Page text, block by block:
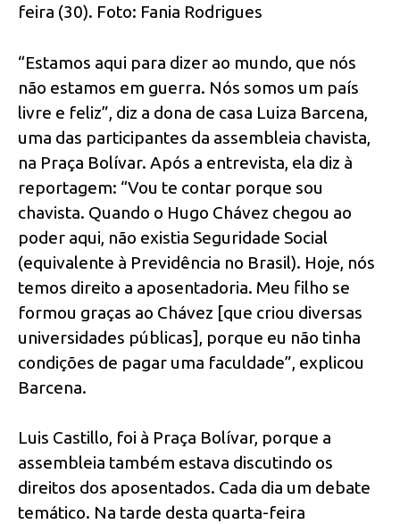
feira (30). Foto: Fania Rodrigues
“Estamos aqui para dizer ao mundo, que nós
não estamos em guerra. Nós somos um país
livre e feliz”, diz a dona de casa Luiza Barcena,
uma das participantes da assembleia chavista,
na Praça Bolívar. Após a entrevista, ela diz à
reportagem: “Vou te contar porque sou
chavista. Quando o Hugo Chávez chegou ao
poder aqui, não existia Seguridade Social
(equivalente à Previdência no Brasil). Hoje, nós
temos direito a aposentadoria. Meu filho se
formou graças ao Chávez [que criou diversas
universidades públicas], porque eu não tinha
condições de pagar uma faculdade”, explicou
Barcena.
Luis Castillo, foi à Praça Bolívar, porque a
assembleia também estava discutindo os
direitos dos aposentados. Cada dia um debate
temático. Na tarde desta quarta-feira